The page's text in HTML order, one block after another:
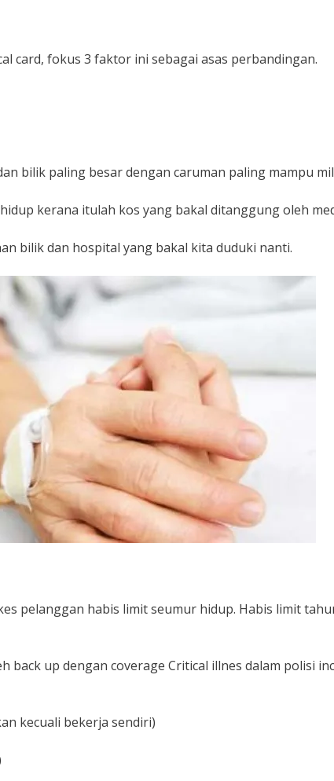
card, fokus 3 faktor ini sebagai asas perbandingan.
bilik paling besar dengan caruman paling mampu
kerana itulah kos yang bakal ditanggung oleh
bilik dan hospital yang bakal kita duduki nanti.
pelanggan habis limit seumur hidup. Habis limit
back up dengan coverage Critical illnes dalam polisi
kecuali bekerja sendiri)